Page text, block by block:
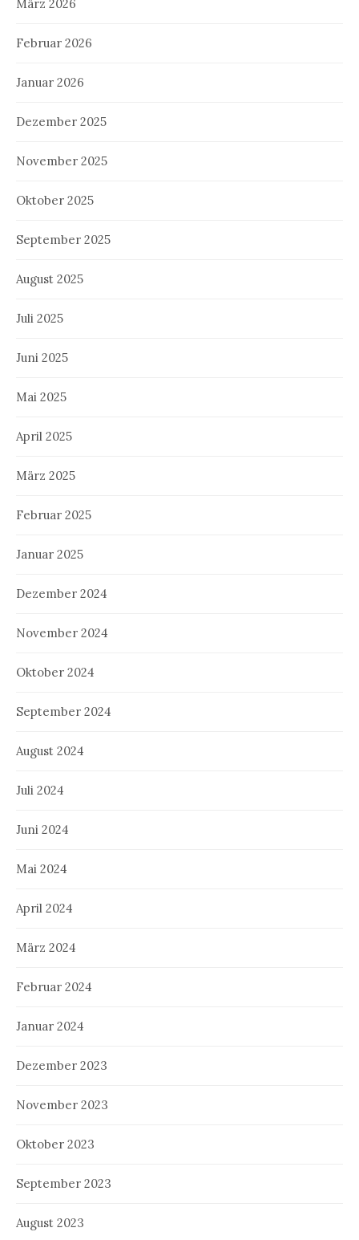
März 2026
Februar 2026
Januar 2026
Dezember 2025
November 2025
Oktober 2025
September 2025
August 2025
Juli 2025
Juni 2025
Mai 2025
April 2025
März 2025
Februar 2025
Januar 2025
Dezember 2024
November 2024
Oktober 2024
September 2024
August 2024
Juli 2024
Juni 2024
Mai 2024
April 2024
März 2024
Februar 2024
Januar 2024
Dezember 2023
November 2023
Oktober 2023
September 2023
August 2023